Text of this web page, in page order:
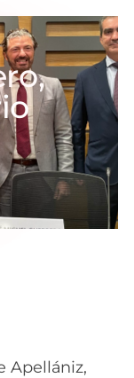
Apellániz,